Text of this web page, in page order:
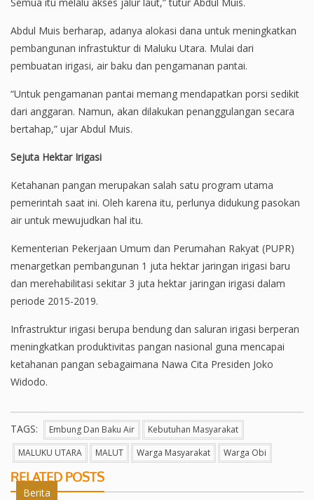
Abdul Muis berharap, adanya alokasi dana untuk meningkatkan
pembangunan infrastuktur di Maluku Utara. Mulai dari
pembuatan irigasi, air baku dan pengamanan pantai.
“Untuk pengamanan pantai memang mendapatkan porsi sedikit
dari anggaran. Namun, akan dilakukan penanggulangan secara
bertahap,” ujar Abdul Muis.
Sejuta Hektar Irigasi
Ketahanan pangan merupakan salah satu program utama
pemerintah saat ini. Oleh karena itu, perlunya didukung pasokan
air untuk mewujudkan hal itu.
Kementerian Pekerjaan Umum dan Perumahan Rakyat (PUPR)
menargetkan pembangunan 1 juta hektar jaringan irigasi baru
dan merehabilitasi sekitar 3 juta hektar jaringan irigasi dalam
periode 2015-2019.
Infrastruktur irigasi berupa bendung dan saluran irigasi berperan
meningkatkan produktivitas pangan nasional guna mencapai
ketahanan pangan sebagaimana Nawa Cita Presiden Joko
Widodo.
TAGS: Embung Dan Baku Air
Kebutuhan Masyarakat
MALUKU UTARA
MALUT Warga Masyarakat Warga Obi
RELATED POSTS
Berita